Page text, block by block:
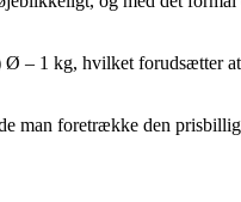
– 1 kg, hvilket forudsætter
man foretrække den